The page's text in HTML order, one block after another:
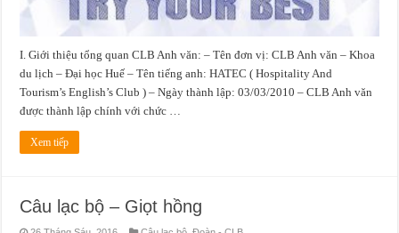
I. Giới thiệu tổng quan CLB Anh văn: – Tên đơn vị: CLB Anh văn – Khoa
du lịch – Đại học Huế – Tên tiếng anh: HATEC ( Hospitality And
Tourism’s English’s Club ) – Ngày thành lập: 03/03/2010 – CLB Anh văn
được thành lập chính với chức …
Xem tiếp
Câu lạc bộ – Giọt hồng